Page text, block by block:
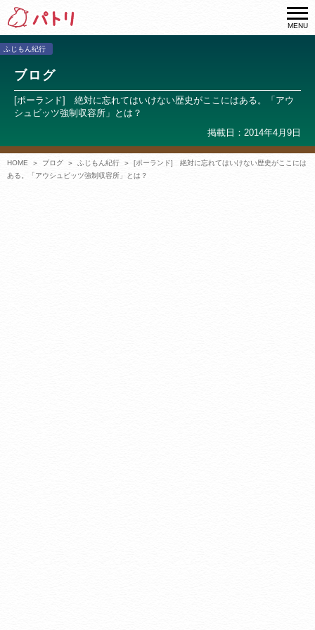
MENU
ふじもん紀行
ブログ
[ポーランド] 絶対に忘れてはいけない歴史がここにはある。「アウ
シュビッツ強制収容所」とは？
掲載日：2014年4月9日
HOME ブログ ふじもん紀行
[ポーランド] 絶対に忘れてはいけない歴史がここには
ある。「アウシュビッツ強制収容所」とは？